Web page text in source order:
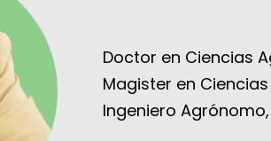
Doctor en Ciencias
Magister en
Ingeniero